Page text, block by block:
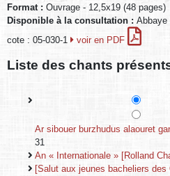
Format : Ouvrage - 12,5x19 (48 pages)
Disponible à la consultation : Abbaye
cote : 05-030-1
voir en PDF
Liste des chants
Ar sibouer burzhudus alaouret
31
An « Internationale » [Rolland
[Salut aux jeunes bacheliers des